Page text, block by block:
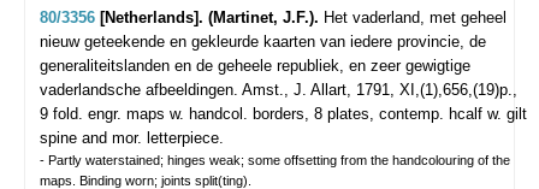
80/3356 [Netherlands]. (Martinet, J.F.). Het vaderland, met geheel
nieuw geteekende en gekleurde kaarten van iedere provincie, de
generaliteitslanden en de geheele republiek, en zeer gewigtige
vaderlandsche afbeeldingen. Amst., J. Allart, 1791, XI,(1),656,(19)p.,
9 fold. engr. maps w. handcol. borders, 8 plates, contemp. hcalf w. gilt
spine and mor. letterpiece.
- Partly waterstained; hinges weak; some offsetting from the handcolouring of the
maps. Binding worn; joints split(ting).